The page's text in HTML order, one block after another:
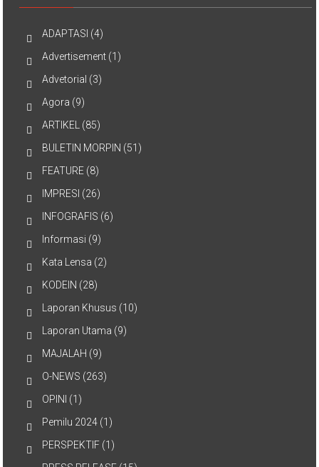
ADAPTASI (4)
Advertisement (1)
Advetorial (3)
Agora (9)
ARTIKEL
(85)
BULETIN MORPIN (51)
FEATURE (8)
IMPRESI (26)
INFOGRAFIS (6)
Informasi (9)
Kata Lensa (2)
KODEIN (28)
Laporan Khusus (10)
Laporan Utama (9)
MAJALAH (9)
O-NEWS (263)
OPINI (1)
Pemilu 2024 (1)
PERSPEKTIF (1)